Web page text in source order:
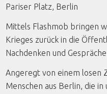
Pariser Platz, Berlin
Mittels Flashmob bringen
Krieges zurück in die
Nachdenken und
Angeregt von einem losen
Menschen aus Berlin, die